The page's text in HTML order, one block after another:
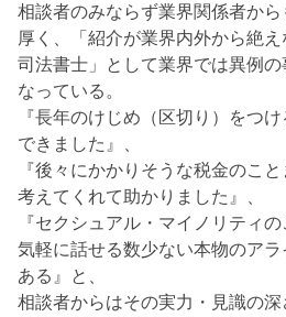
相談者のみならず業界関係者か
厚く、「紹介が業界内外から絶え
司法書士」として業界では異例の
なっている。
『長年のけじめ（区切り）をつ
できました』、
『後々にかかりそうな税金のこ
考えてくれて助かりました』、
『セクシュアル・マイノリティ
気軽に話せる数少ない本物のアラ
ある』と、
相談者からはその実力・見識の深